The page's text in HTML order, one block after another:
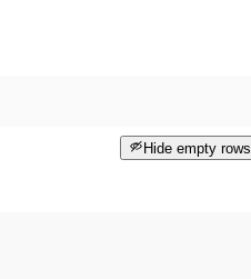
Hide empty rows